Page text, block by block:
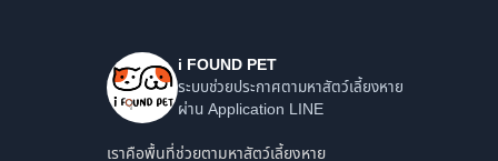
i FOUND PET
ระบบช่วยประกาศตามหาสัตว์เลี้ยงหาย
ผ่าน Application LINE
เราคือพื้นที่ช่วยตามหาสัตว์เลี้ยงหาย